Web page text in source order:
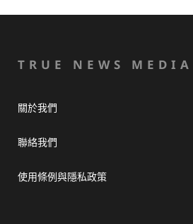
TRUE NEWS MEDIA
關於我們
聯絡我們
使用條例與隱私政策